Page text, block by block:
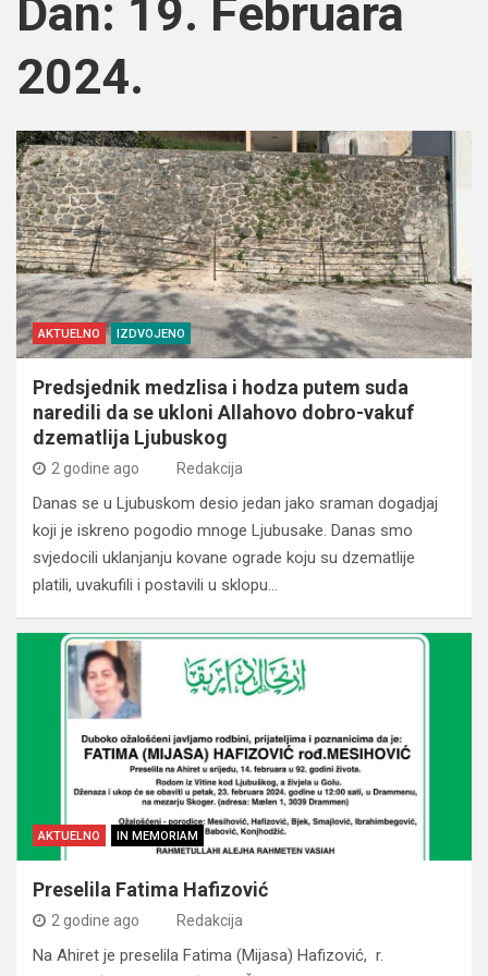
Dan: 19. Februara
2024.
AKTUELNO IZDVOJENO
Predsjednik medzlisa i hodza putem suda
naredili da se ukloni Allahovo dobro-vakuf
dzematlija Ljubuskog
2 godine ago Redakcija
Danas se u Ljubuskom desio jedan jako sraman dogadjaj
koji je iskreno pogodio mnoge Ljubusake. Danas smo
svjedocili uklanjanju kovane ograde koju su dzematlije
platili, uvakufili i postavili u sklopu…
AKTUELNO IN MEMORIAM
Preselila Fatima Hafizović
2 godine ago Redakcija
Na Ahiret je preselila Fatima (Mijasa) Hafizović, r.